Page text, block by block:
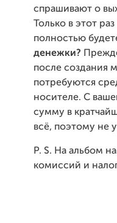
спрашивают о
Только в этот
полностью
денежки?
после создания
потребуются
носителе. С
сумму в
всё, поэтому не
P. S. На альбом
комиссий и